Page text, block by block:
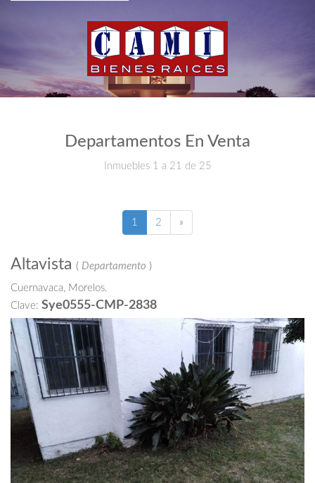
Departamentos En Venta
Inmuebles 1 a 21 de 25
1 (current)
2 »
página
Altavista ( Departamento )
Cuernavaca, Morelos.
Clave: Sye0555-CMP-2838